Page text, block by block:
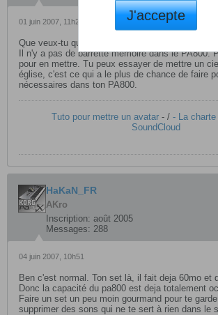
01 juin 2007, 11h21
Que veux-tu qu'on te dise de plus?
Il n'y a pas de barrette mémoire dans le PA800.
pour en mettre. Tu peux essayer de mettre un
église, c'est ce qui a le plus de chance de faire
nécessaires dans ton PA800.
Tuto pour mettre un avatar - / - La
SoundCloud
HaKaN_FR
AKro
Inscription: août 2005
Messages: 288
04 juin 2007, 10h51
Ben c'est normal. Ton set là, il fait deja 60mo et
Donc la capacité du pa800 est deja totalement
Faire un set un peu moin gourmand pour te
supprimer des sons qui ne te sert à rien dans le
J'accepte